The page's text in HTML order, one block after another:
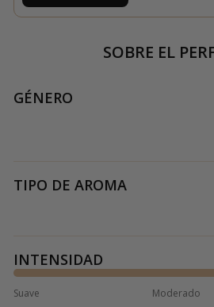
SOBRE EL
GÉNERO
TIPO DE AROMA
INTENSIDAD
Suave Moderado